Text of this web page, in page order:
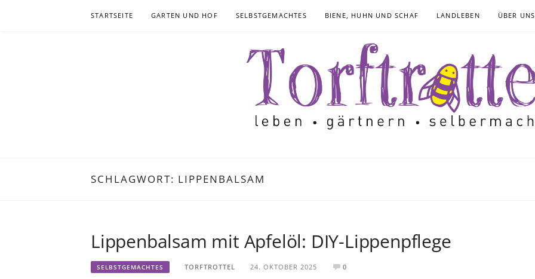
STARTSEITE GARTEN UND HOF SELBSTGEMACHTES BIENE, HUHN UND SCHAF LANDLEBEN ÜBER UNS
SCHLAGWORT: LIPPENBALSAM
Lippenbalsam mit Apfelöl: DIY-Lippenpflege
SELBSTGEMACHTES TORFTROTTEL 24. OKTOBER 2025 0